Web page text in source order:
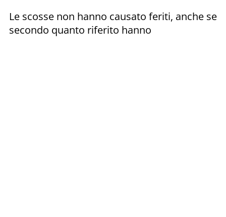
Le scosse non hanno causato feriti, anche se
secondo quanto riferito hanno